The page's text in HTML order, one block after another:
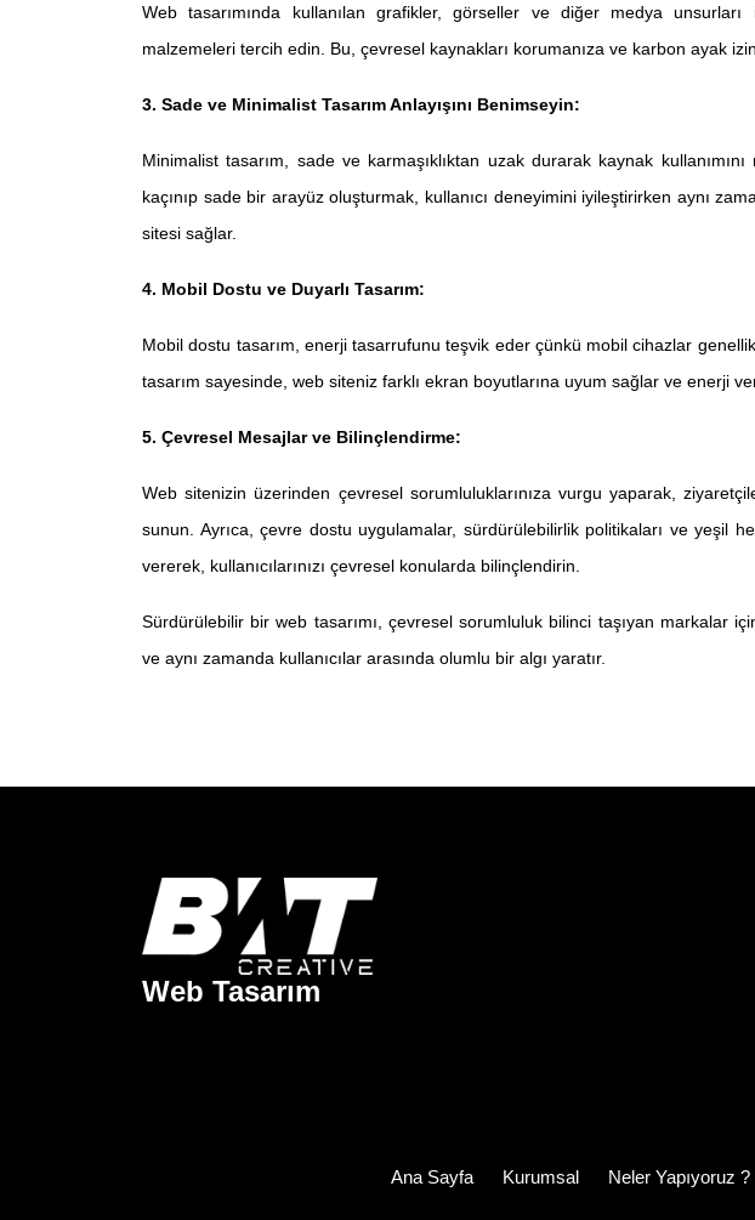
Web tasarımında kullanılan grafikler, görseller ve diğer medya
malzemeleri tercih edin. Bu, çevresel kaynakları korumanıza ve karbon ayak
3. Sade ve Minimalist Tasarım Anlayışını Benimseyin:
Minimalist tasarım, sade ve karmaşıklıktan uzak durarak kaynak
kaçınıp sade bir arayüz oluşturmak, kullanıcı deneyimini iyileştirirken aynı
sitesi sağlar.
4. Mobil Dostu ve Duyarlı Tasarım:
Mobil dostu tasarım, enerji tasarrufunu teşvik eder çünkü mobil cihazlar
tasarım sayesinde, web siteniz farklı ekran boyutlarına uyum sağlar ve enerji
5. Çevresel Mesajlar ve Bilinçlendirme:
Web sitenizin üzerinden çevresel sorumluluklarınıza vurgu yaparak,
sunun. Ayrıca, çevre dostu uygulamalar, sürdürülebilirlik politikaları ve yeşil
vererek, kullanıcılarınızı çevresel konularda bilinçlendirin.
Sürdürülebilir bir web tasarımı, çevresel sorumluluk bilinci taşıyan markalar
ve aynı zamanda kullanıcılar arasında olumlu bir algı yaratır.
Web Tasarım
Ana Sayfa Kurumsal Neler Yapıyoruz ?